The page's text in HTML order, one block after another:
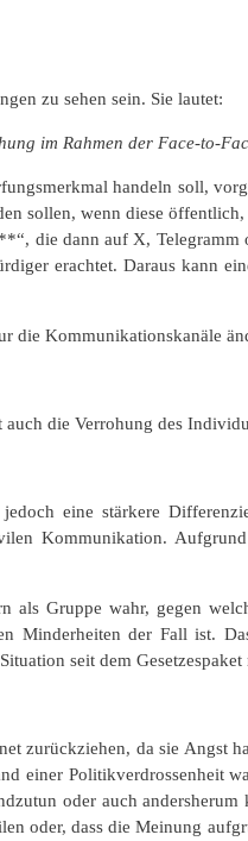
zu sehen sein. Sie lautet:
im Rahmen der Face-to-
handeln soll,
sollen, wenn diese
die dann auf X, Telegramm
erachtet. Daraus kann
die Kommunikationskanäle
die Verrohung des
eine stärkere
Kommunikation.
Gruppe wahr, gegen
Minderheiten der Fall ist.
seit dem Gesetzespaket
zurückziehen, da sie Angst
einer Politikverdrossenheit
oder auch
oder, dass die Meinung